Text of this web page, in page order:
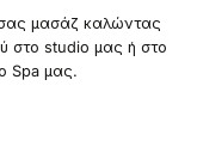
μασάζ καλώντας
στο studio μας ή στο
Spa μας.